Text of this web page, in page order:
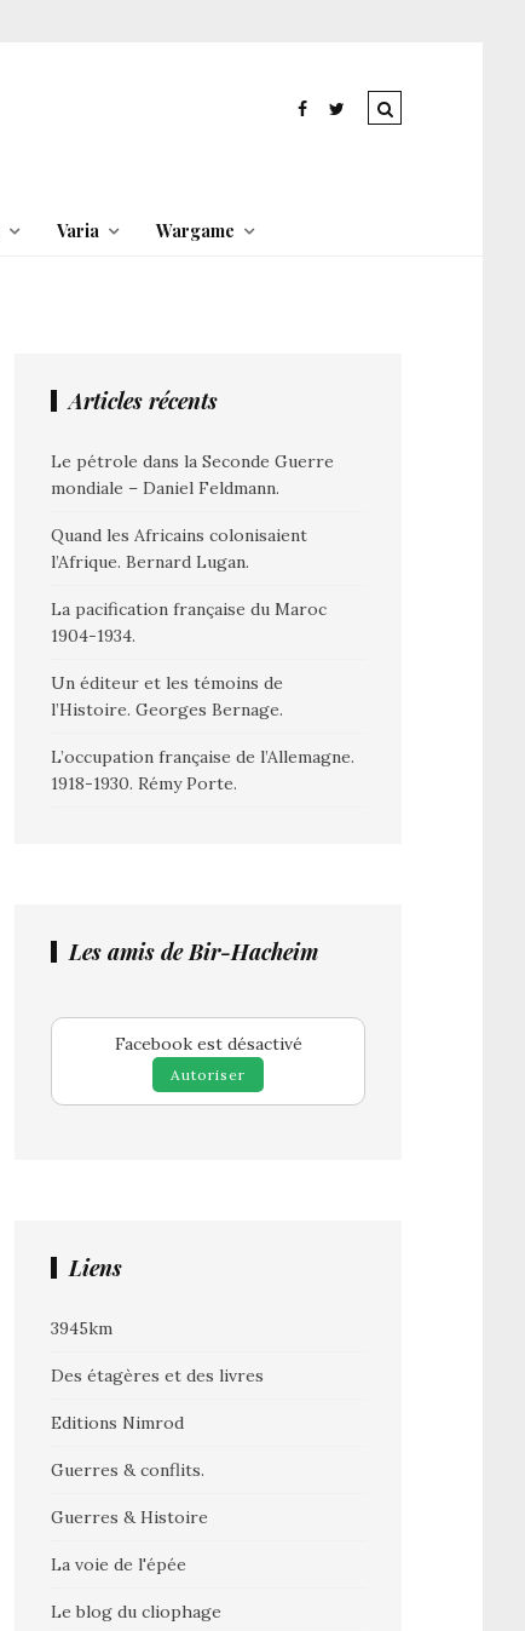
Varia Wargame
Articles récents
Le pétrole dans la Seconde Guerre
mondiale – Daniel Feldmann.
Quand les Africains colonisaient
l’Afrique. Bernard Lugan.
La pacification française du Maroc
1904-1934.
Un éditeur et les témoins de
l’Histoire. Georges Bernage.
L’occupation française de l’Allemagne.
1918-1930. Rémy Porte.
Les amis de Bir-Hacheim
Facebook est désactivé
Autoriser
Liens
3945km
Des étagères et des livres
Editions Nimrod
Guerres & conflits.
Guerres & Histoire
La voie de l'épée
Le blog du cliophage